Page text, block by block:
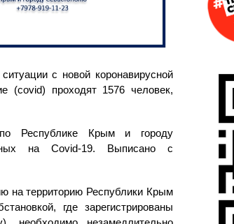
с новой коронавирусной
(covid) проходят 1576 человек,
по Республике Крым и городу
на Covid-19. Выписано с
на территорию Республики Крым
где зарегистрированы